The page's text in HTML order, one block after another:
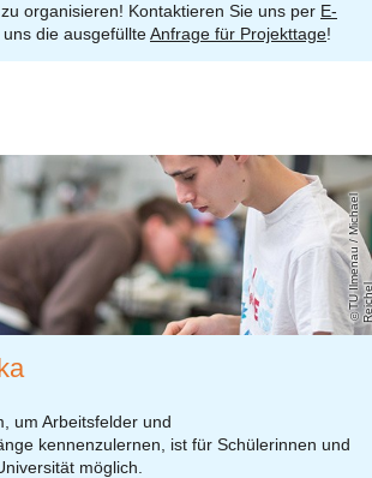
organisieren! Kontaktieren Sie uns per E-
die ausgefüllteAnfrage für Projekttage!
um Arbeitsfelder und
kennenzulernen, ist für Schülerinnen und
möglich.
T
U
m
e
n
a
u
/
Mi
c
h
a
el
R
ei
c
h